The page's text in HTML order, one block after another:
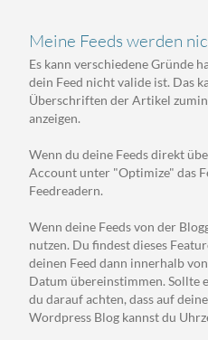
Meine Feeds werden
Es kann verschiedene Gründe
dein Feed nicht valide ist. Das
Überschriften der Artikel
anzeigen.
Wenn du deine Feeds direkt
Account unter "Optimize" das
Feedreadern.
Wenn deine Feeds von der
nutzen. Du findest dieses
deinen Feed dann innerhalb
Datum übereinstimmen. Sollte
du darauf achten, dass auf
Wordpress Blog kannst du